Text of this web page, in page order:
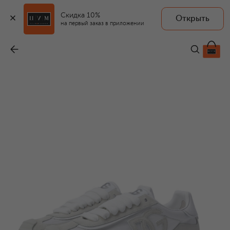
Скидка 10%
на первый заказ в приложении
Открыть
49 950 ₽